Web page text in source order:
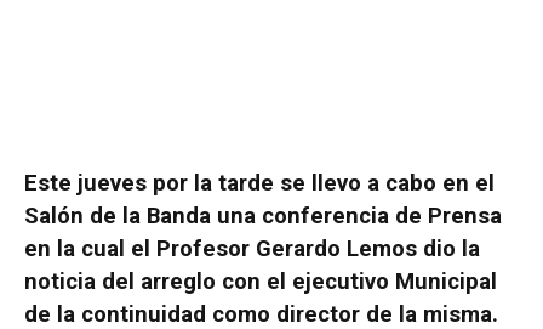
Este jueves por la tarde se llevo a cabo en el
Salón de la Banda una conferencia de Prensa
en la cual el Profesor Gerardo Lemos dio la
noticia del arreglo con el ejecutivo Municipal
de la continuidad como director de la misma.